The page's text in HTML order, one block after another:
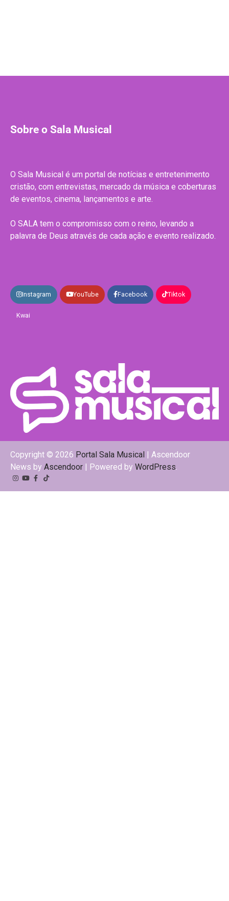
Sobre o Sala Musical
O Sala Musical é um portal de notícias e entretenimento
cristão, com entrevistas, mercado da música e coberturas
de eventos, cinema, lançamentos e arte.
O SALA tem o compromisso com o reino, levando a
palavra de Deus através de cada ação e evento realizado.
Instagram YouTube Facebook Tiktok
Kwai
Copyright © 2026 Portal Sala Musical | Ascendoor
News by Ascendoor | Powered by WordPress.
Instagram
YouTube
Facebook
Tiktok